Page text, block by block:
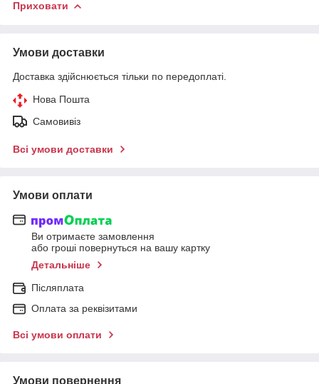
Приховати
Умови доставки
Доставка здійснюється тільки по передоплаті.
Нова Пошта
Самовивіз
Всі умови доставки
Умови оплати
Ви отримаєте замовлення
або гроші повернуться на вашу картку
Детальніше
Післяплата
Оплата за реквізитами
Всі умови оплати
Умови повернення